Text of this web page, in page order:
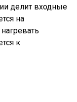
делит входные
на
к